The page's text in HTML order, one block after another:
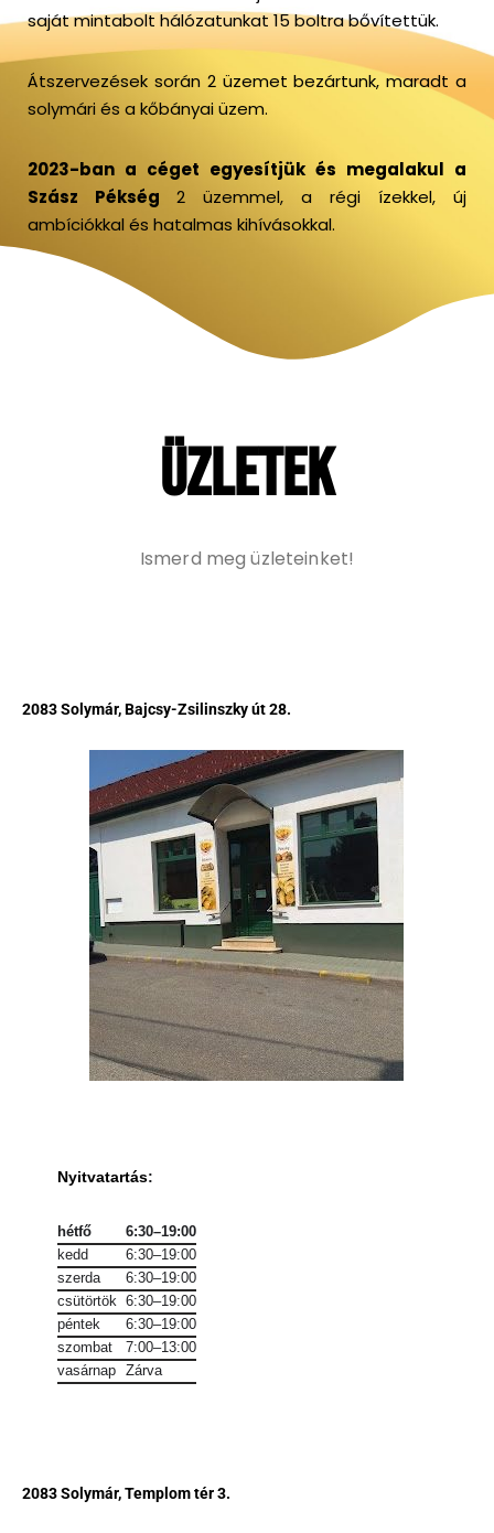
saját mintabolt hálózatunkat 15 boltra bővítettük.
Átszervezések során 2 üzemet bezártunk, maradt a
solymári és a kőbányai üzem.
2023-ban a céget egyesítjük és megalakul a
Szász Pékség 2 üzemmel, a régi ízekkel, új
ambíciókkal és hatalmas kihívásokkal.
ÜZLETEK
Ismerd meg üzleteinket!
2083 Solymár, Bajcsy-Zsilinszky út 28.
Nyitvatartás:
hétfő
6:30–19:00
kedd
6:30–19:00
szerda
6:30–19:00
csütörtök 6:30–19:00
péntek
6:30–19:00
szombat
7:00–13:00
vasárnap
Zárva
2083 Solymár, Templom tér 3.